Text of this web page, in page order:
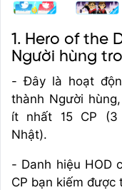
1. Hero of the
Người hùng
- Đây là hoạt
thành Người
ít nhất 15 CP (3
Nhật).
- Danh hiệu HOD
CP bạn kiếm được